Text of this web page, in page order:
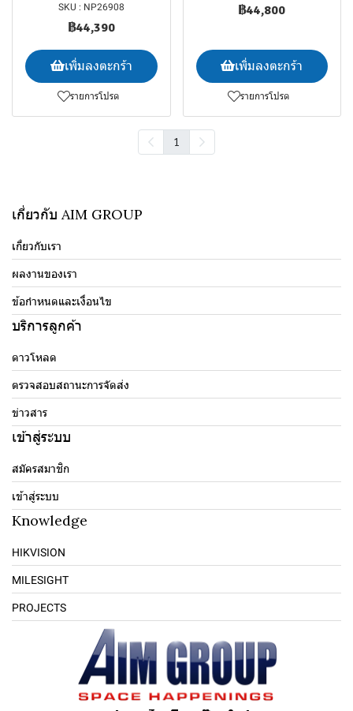
SKU : NP26908
฿44,390
เพิ่มลงตะกร้า
รายการโปรด
฿44,800
เพิ่มลงตะกร้า
รายการโปรด
1
เกี่ยวกับ AIM GROUP
เกี่ยวกับเรา
ผลงานของเรา
ข้อกำหนดและเงื่อนไข
บริการลูกค้า
ดาวโหลด
ตรวจสอบสถานะการจัดส่ง
ข่าวสาร
เข้าสู่ระบบ
สมัครสมาชิก
เข้าสู่ระบบ
Knowledge
HIKVISION
MILESIGHT
PROJECTS